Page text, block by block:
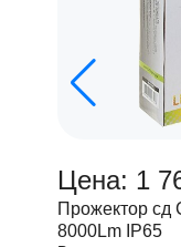
Цена: 1
Прожектор сд
8000Lm IP65